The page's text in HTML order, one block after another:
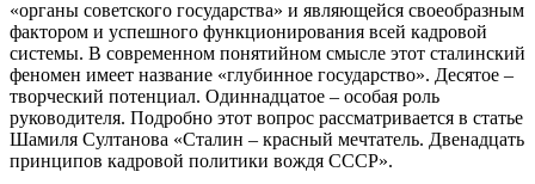
«органы советского государства» и являющейся своеобразным
фактором и успешного функционирования всей кадровой
системы. В современном понятийном смысле этот сталинский
феномен имеет название «глубинное государство». Десятое –
творческий потенциал. Одиннадцатое – особая роль
руководителя. Подробно этот вопрос рассматривается в статье
Шамиля Султанова «Сталин – красный мечтатель. Двенадцать
принципов кадровой политики вождя СССР».